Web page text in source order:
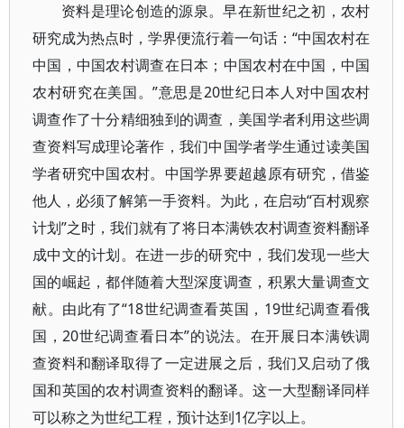
资料是理论创造的源泉。早在新世纪之初，农村
研究成为热点时，学界便流行着一句话：“中国农村在
中国，中国农村调查在日本；中国农村在中国，中国
农村研究在美国。”意思是20世纪日本人对中国农村
调查作了十分精细独到的调查，美国学者利用这些调
查资料写成理论著作，我们中国学者学生通过读美国
学者研究中国农村。中国学界要超越原有研究，借鉴
他人，必须了解第一手资料。为此，在启动“百村观察
计划”之时，我们就有了将日本满铁农村调查资料翻译
成中文的计划。在进一步的研究中，我们发现一些大
国的崛起，都伴随着大型深度调查，积累大量调查文
献。由此有了“18世纪调查看英国，19世纪调查看俄
国，20世纪调查看日本”的说法。在开展日本满铁调
查资料和翻译取得了一定进展之后，我们又启动了俄
国和英国的农村调查资料的翻译。这一大型翻译同样
可以称之为世纪工程，预计达到1亿字以上。